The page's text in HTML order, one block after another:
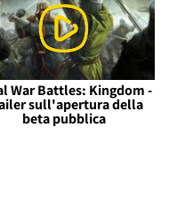
War Battles: Kingdom -
sull'apertura della
beta pubblica